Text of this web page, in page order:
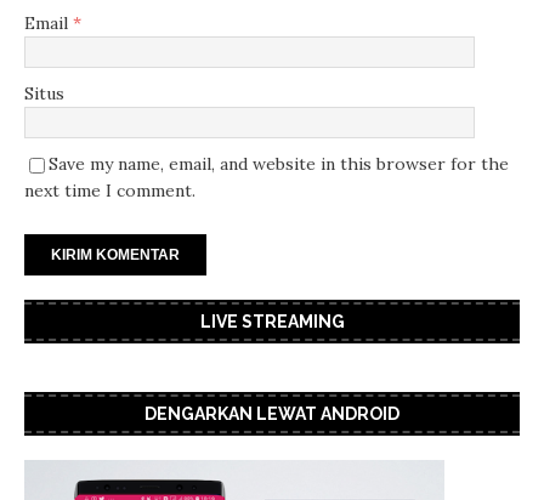
Email *
Situs
Save my name, email, and website in this browser for the
next time I comment.
LIVE STREAMING
DENGARKAN LEWAT ANDROID